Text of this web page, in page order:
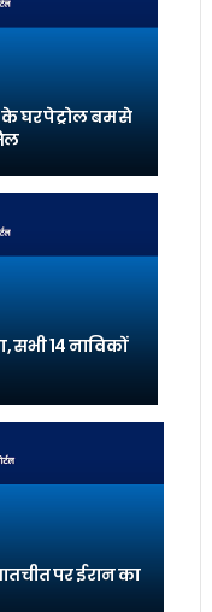
घर पेट्रोल बम से
14 नाविकों
पर ईरान का